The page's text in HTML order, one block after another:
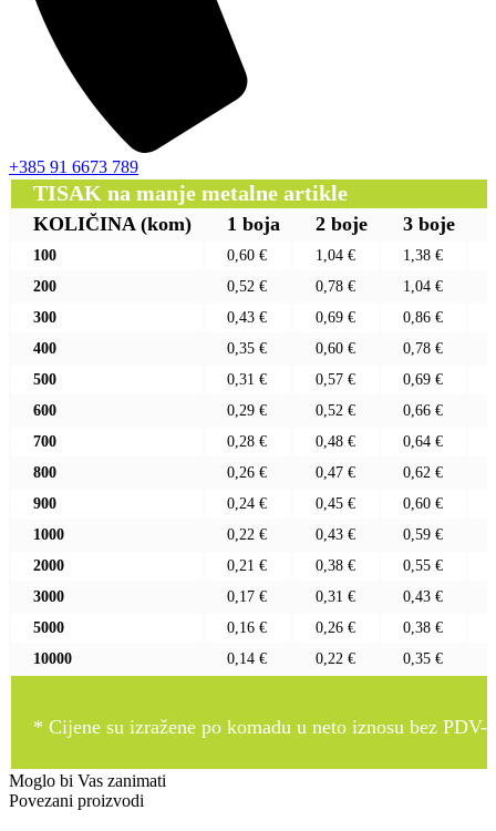
+385 91 6673 789
TISAK na manje metalne artikle
KOLIČINA (kom) 1 boja 2 boje 3 boje
100 0,60 € 1,04 € 1,38 €
200
0,52 € 0,78 € 1,04 €
300
0,43 € 0,69 € 0,86 €
400
0,35 € 0,60 € 0,78 €
500
0,31 € 0,57 € 0,69 €
600
0,29 € 0,52 € 0,66 €
700
0,28 € 0,48 € 0,64 €
800
0,26 € 0,47 € 0,62 €
900
0,24 € 0,45 € 0,60 €
1000
0,22 € 0,43 € 0,59 €
2000
0,21 € 0,38 € 0,55 €
3000
0,17 € 0,31 € 0,43 €
5000
0,16 € 0,26 € 0,38 €
10000
0,14 € 0,22 € 0,35 €
* Cijene su izražene po komadu u neto iznosu bez PDV-
Moglo bi Vas zanimati
Povezani proizvodi